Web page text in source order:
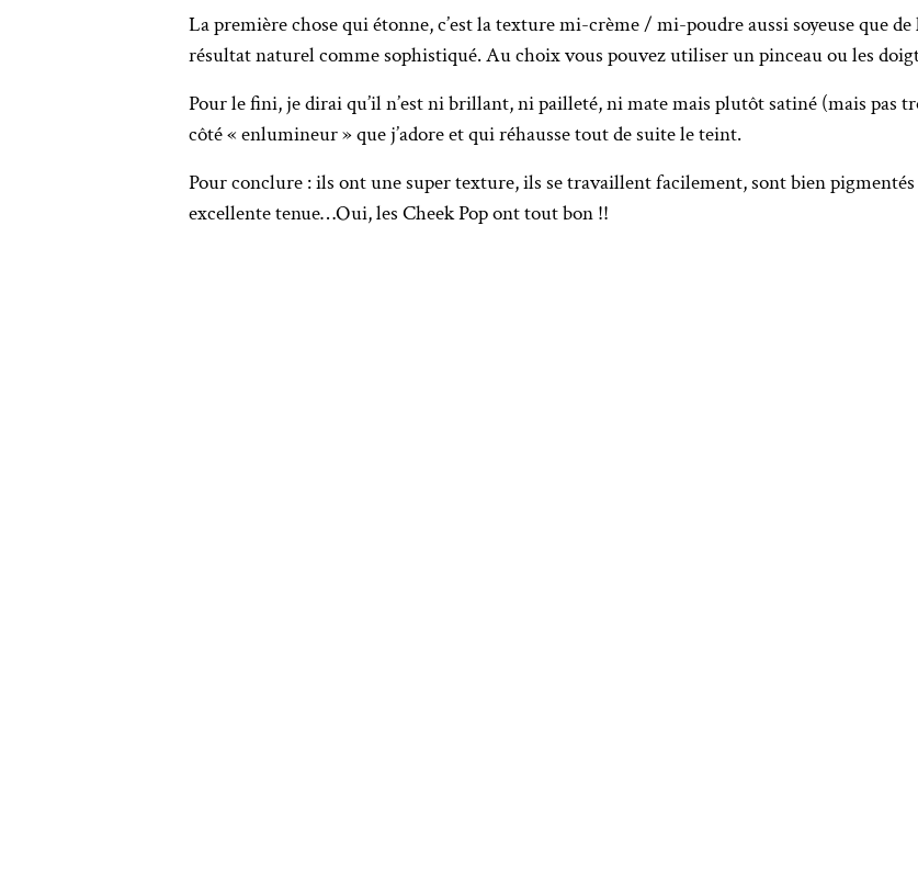
La première chose qui étonne, c’est la texture mi-crème / mi-poudre aussi soyeuse que
résultat naturel comme sophistiqué. Au choix vous pouvez utiliser un pinceau ou les
Pour le fini, je dirai qu’il n’est ni brillant, ni pailleté, ni mate mais plutôt satiné (mais pas
côté « enlumineur » que j’adore et qui réhausse tout de suite le teint.
Pour conclure : ils ont une super texture, ils se travaillent facilement, sont bien
excellente tenue…Oui, les Cheek Pop ont tout bon !!